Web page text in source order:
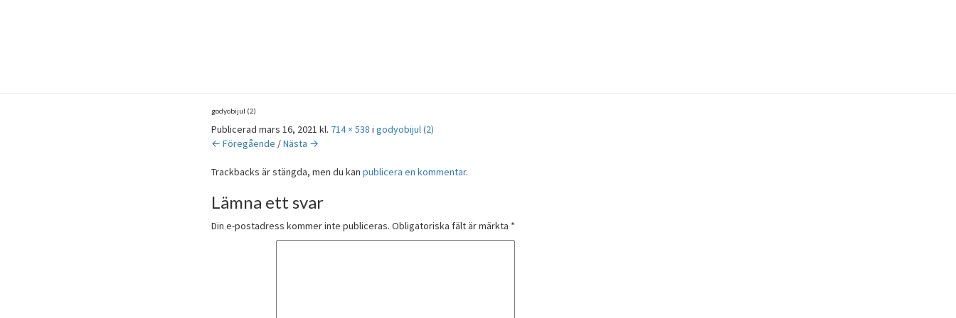
godyobijul (2)
Publicerad mars 16, 2021 kl. 714 × 538 i godyobijul (2)
← Föregående /Nästa →
Trackbacks är stängda, men du kan publicera en kommentar.
Lämna ett svar
Din e-postadress kommer inte publiceras. Obligatoriska fält är märkta *